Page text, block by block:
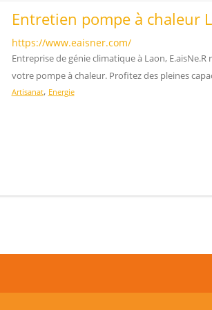
Entretien pompe à chaleur
https://www.eaisner.com/
Entreprise de génie climatique à Laon,
votre pompe à chaleur. Profitez des pleines
Artisanat, Energie